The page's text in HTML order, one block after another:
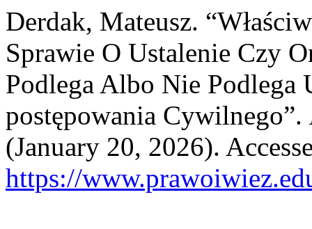
Derdak, Mateusz.
Sprawie O Ustalenie Czy
Podlega Albo Nie Podlega
postępowania Cywilnego”.
(January 20, 2026).
https://